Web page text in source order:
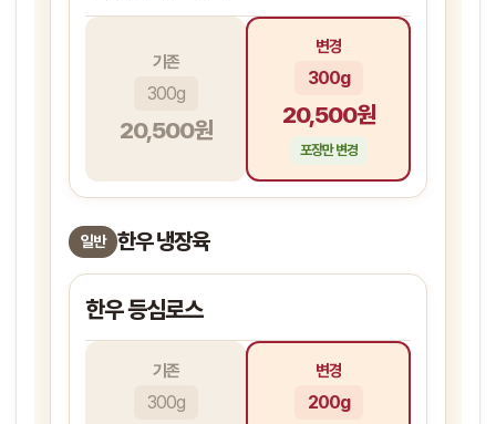
기존
20,500원
300g
변경
20,500원
300g
포장만 변경
일반 한우 냉장육
한우 등심로스
기존
300g
변경
200g